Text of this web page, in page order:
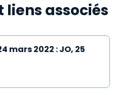
associés
mars 2022 : JO, 25